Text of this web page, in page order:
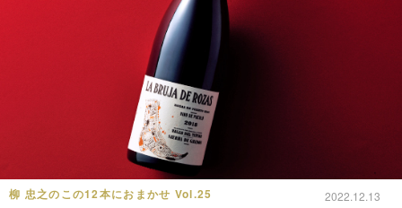
柳 忠之のこの12本におまかせ Vol.25 2022.12.13